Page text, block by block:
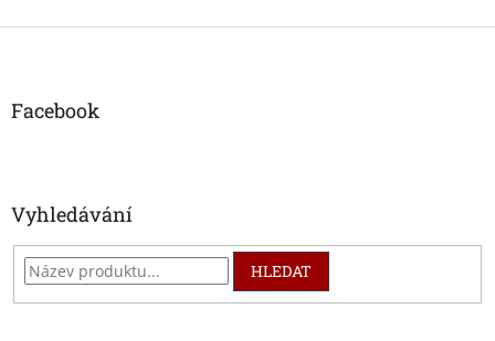
Z
Facebook
Vyhledávání
HLEDAT